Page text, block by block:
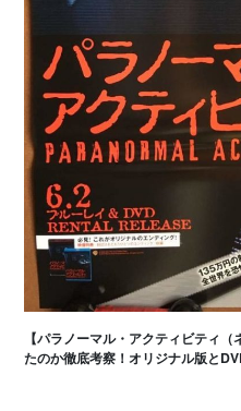
【パラノーマル・アクティビティ
たのか徹底考察！オリジナル版と